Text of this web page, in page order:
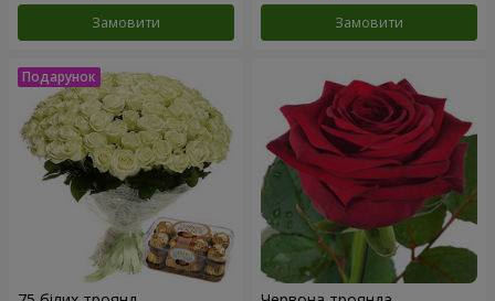
Замовити Замовити